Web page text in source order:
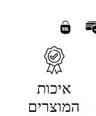
איכות
המוצרים